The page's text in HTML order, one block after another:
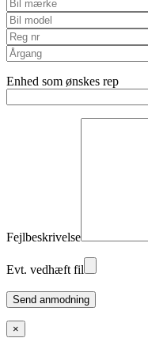
Enhed som ønskes rep
Fejlbeskrivelse
Evt. vedhæft fil
Please
leave
this
×